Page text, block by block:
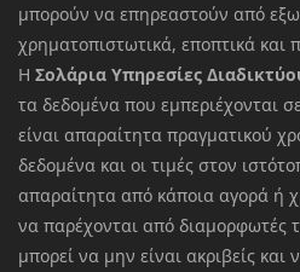
μπορούν να επηρεαστούν από
χρηματοπιστωτικά, εποπτικά και
Η Σολάρια Υπηρεσίες
τα δεδομένα που εμπεριέχονται
είναι απαραίτητα πραγματικού
δεδομένα και οι τιμές στον
απαραίτητα από κάποια αγορά ή
να παρέχονται από διαμορφωτές
μπορεί να μην είναι ακριβείς